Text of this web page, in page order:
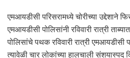
एमआयडीसी परिसरामध्ये चोरीच्या उद्देशाने
एमआयडीसी पोलिसांनी रविवारी रात्री
पोलिसांचे पथक रविवारी रात्री एमआयडीसी
त्यावेळी चार लोकांच्या हालचाली संशयास्पद